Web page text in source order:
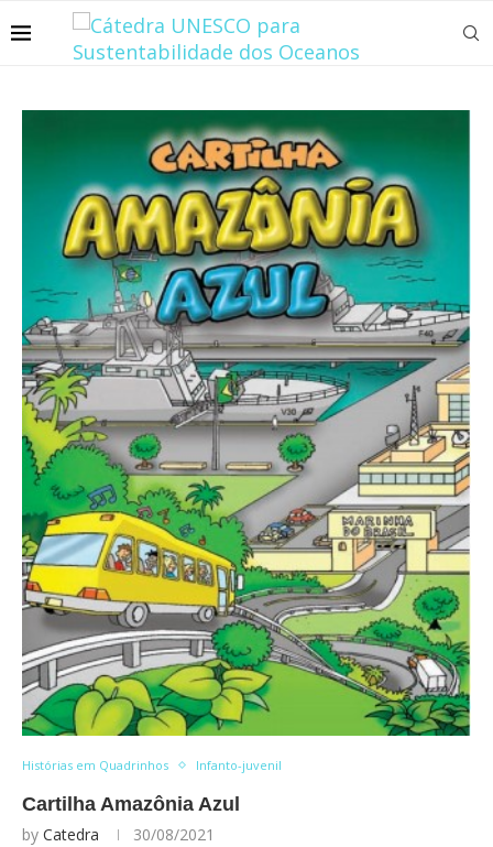
Histórias em Quadrinhos Infanto-juvenil
Cartilha Amazônia Azul
by Catedra 30/08/2021